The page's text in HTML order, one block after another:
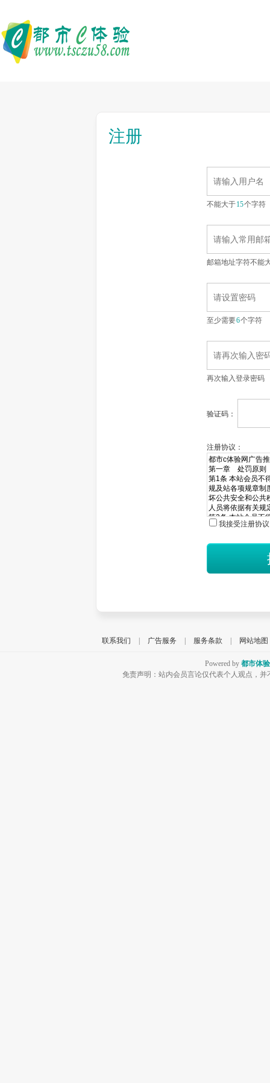
注册
不能大于15个字符
邮箱地址字符不能
至少需要6个字符
再次输入登录密码
验证码：
注册协议：
我接受注册协议
联系我们 广告服务 服务条款 网站地图
Powered by 都市体
免责声明：站内会员言论仅代表个人观点，